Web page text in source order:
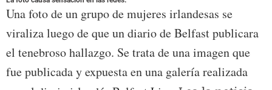
Una foto de un grupo de mujeres irlandesas se
viraliza luego de que un diario de Belfast publicara
el tenebroso hallazgo. Se trata de una imagen que
fue publicada y expuesta en una galería realizada